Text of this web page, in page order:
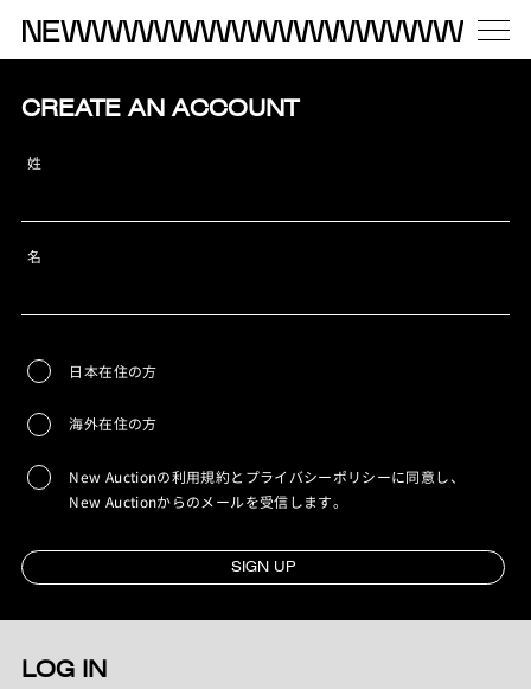
CREATE AN ACCOUNT
姓
名
日本在住の方
海外在住の方
New Auctionの利用規約とプライバシーポリシーに同意し、
New Auctionからのメールを受信します。
SIGN UP
LOG IN